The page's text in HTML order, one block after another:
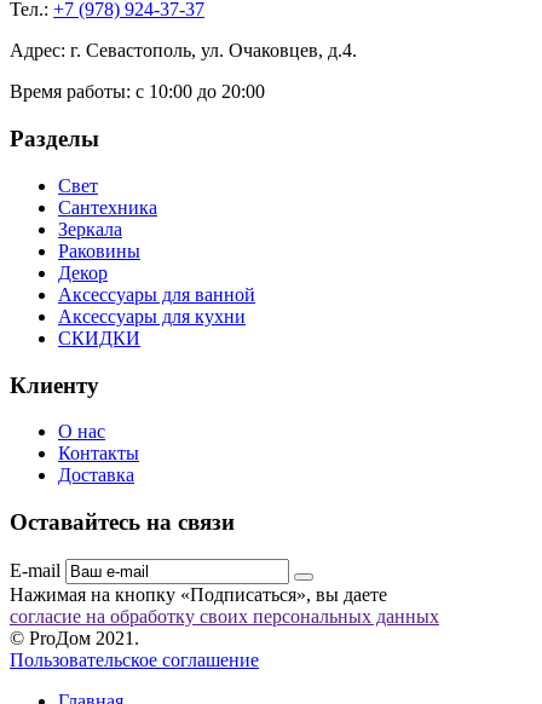
Тел.: +7 (978) 924-37-37
Адрес: г. Севастополь, ул. Очаковцев, д.4.
Время работы: с 10:00 до 20:00
Разделы
Свет
Сантехника
Зеркала
Раковины
Декор
Аксессуары для ванной
Аксессуары для кухни
СКИДКИ
Клиенту
О нас
Контакты
Доставка
Оставайтесь на связи
E-mail
Нажимая на кнопку «Подписаться», вы даете
согласие на обработку своих персональных данных
© ProДом 2021.
Пользовательское соглашение